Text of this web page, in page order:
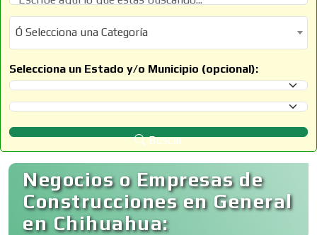
Ó Selecciona una Categoría
Ó Selecciona una Categoría
Selecciona un Estado y/o Municipio (opcional):
Selecciona un Estado
Selecciona un Municipio
Buscar
Negocios o Empresas de
Construcciones en General
en Chihuahua: